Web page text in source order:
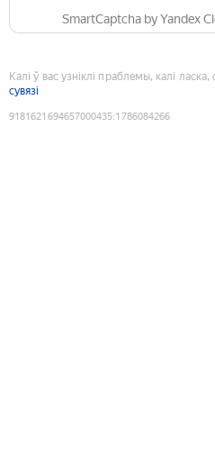
SmartCaptcha by Yandex
Калі ў вас узніклі праблемы, калі
сувязі
9181621694657000435:1786084266